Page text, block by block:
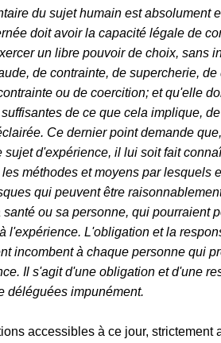
du sujet humain est absolument
doit avoirla capacité légale de
un libre pouvoir de choix, sans
de contrainte, de supercherie,
ou de coercition; et qu'elle
de ce que cela implique,
rée. Ce dernier point demande que
sujet d'expérience, il lui soit fait
méthodes et moyens parlesquels
qui peuvent être
ou sa personne, qui pourraient
l'expérience. L'obligation et la
incombent à chaque personne qui
. Il s'agitd'une obligation et d'une
déléguées impunément.
accessibles à ce jour, strictement